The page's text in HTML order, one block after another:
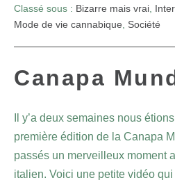
Classé sous : Bizarre mais vrai
Mode de vie cannabique
Société
Canapa
Il y’a deux semaines nous
première édition de la Canapa
passés un merveilleux moment
italien. Voici une petite vidéo